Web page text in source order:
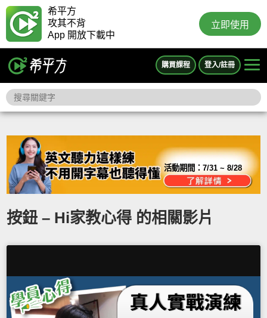
希平方
攻其不背
App 開放下載中
立即使用
購買課程 登入/註冊
活動期間：7/31 ~ 8/28
按鈕 – Hi家教心得 的相關影片